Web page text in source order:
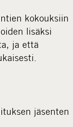
kokouksiin
lisäksi
ja että
jäsenten